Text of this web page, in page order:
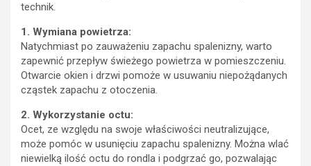
technik.
1. Wymiana powietrza:
Natychmiast po zauważeniu zapachu spalenizny, warto
zapewnić przepływ świeżego powietrza w pomieszczeniu.
Otwarcie okien i drzwi pomoże w usuwaniu niepożądanych
cząstek zapachu z otoczenia.
2. Wykorzystanie octu:
Ocet, ze względu na swoje właściwości neutralizujące,
może pomóc w usunięciu zapachu spalenizny. Można wlać
niewielką ilość octu do rondla i podgrzać go, pozwalając